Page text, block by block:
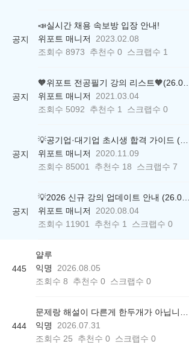
공지
📣실시간 채용 속보방 입장 안내!
위포트 매니저
2023.02.08
조회수 8973 추천수 0 스크랩수 1
공지
위포트 매니저
2021.03.04
조회수 5092 추천수 1 스크랩수 0
공지
위포트 매니저
2020.11.09
조회수 85001 추천수 18 스크랩수 7
공지
위포트 매니저
2020.08.04
조회수 11901 추천수 1 스크랩수 0
445
얄루
익명
2026.08.05
조회수 8 추천수 0 스크랩수 0
444
익명
2026.07.31
조회수 25 추천수 0 스크랩수 0